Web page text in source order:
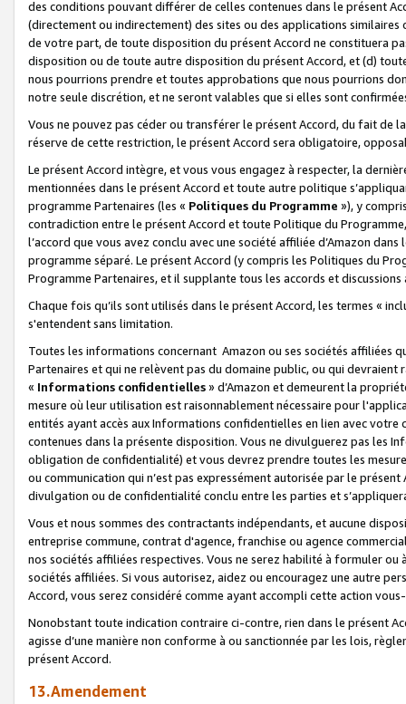
des conditions pouvant différer de celles contenues dans le présent
(directement ou indirectement) des sites ou des applications
de votre part, de toute disposition du présent Accord ne constituera
disposition ou de toute autre disposition du présent Accord, et (d)
nous pourrions prendre et toutes approbations que nous pourrions
notre seule discrétion, et ne seront valables que si elles sont
Vous ne pouvez pas céder ou transférer le présent Accord, du fait de
réserve de cette restriction, le présent Accord sera obligatoire,
Le présent Accord intègre, et vous vous engagez à respecter, la
mentionnées dans le présent Accord et toute autre politique
programme Partenaires (les « Politiques du Programme »), y
contradiction entre le présent Accord et toute Politique du
l’accord que vous avez conclu avec une société affiliée d’Amazon
programme séparé. Le présent Accord (y compris les Politiques du
Programme Partenaires, et il supplante tous les accords et discussions
Chaque fois qu’ils sont utilisés dans le présent Accord, les termes «
s'entendent sans limitation.
Toutes les informations concernant Amazon ou ses sociétés affiliées
Partenaires et qui ne relèvent pas du domaine public, ou qui
« Informations confidentielles» d’Amazon et demeurent la
mesure où leur utilisation est raisonnablement nécessaire pour
entités ayant accès aux Informations confidentielles en lien avec
contenues dans la présente disposition. Vous ne divulguerez pas les
obligation de confidentialité) et vous devrez prendre toutes les
ou communication qui n’est pas expressément autorisée par le
divulgation ou de confidentialité conclu entre les parties et
Vous et nous sommes des contractants indépendants, et aucune
entreprise commune, contrat d'agence, franchise ou agence
nos sociétés affiliées respectives. Vous ne serez habilité à formuler
sociétés affiliées. Si vous autorisez, aidez ou encouragez une autre
Accord, vous serez considéré comme ayant accompli cette action
Nonobstant toute indication contraire ci-contre, rien dans le présent
agisse d’une manière non conforme à ou sanctionnée par les lois,
présent Accord.
13.Amendement